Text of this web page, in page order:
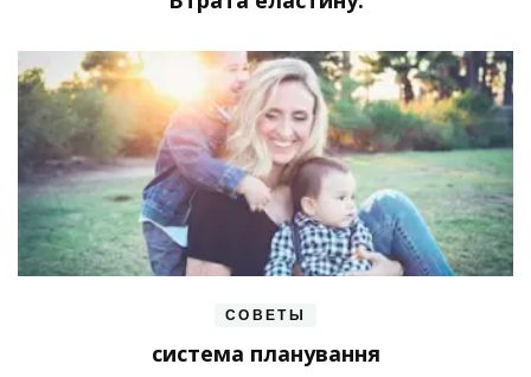
СОВЕТЫ
система планування